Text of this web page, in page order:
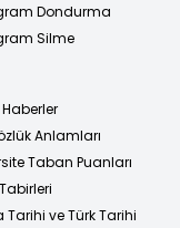
Dondurma
Silme
Anlamları
Taban Puanları
Tarihi ve Türk Tarihi